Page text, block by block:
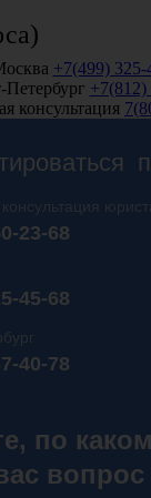
+7(499) 325-
Петербург +7(812)
консультация